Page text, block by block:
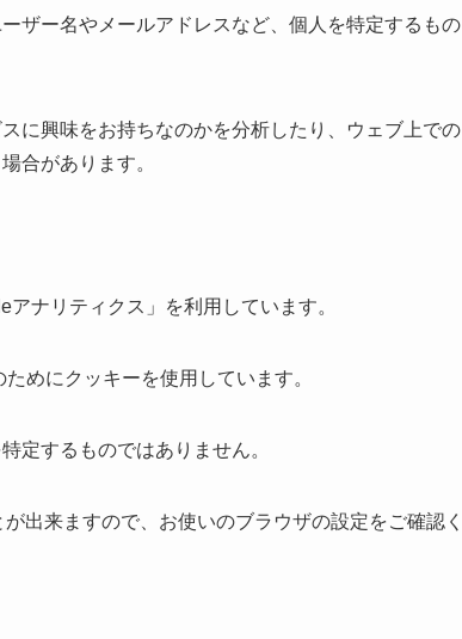
ザー名やメールアドレスなど、個人を特定するもの
に興味をお持ちなのかを分析したり、ウェブ上での
合があります。
ナリティクス」を利用しています。
めにクッキーを使用しています。
定するものではありません。
出来ますので、お使いのブラウザの設定をご確認く